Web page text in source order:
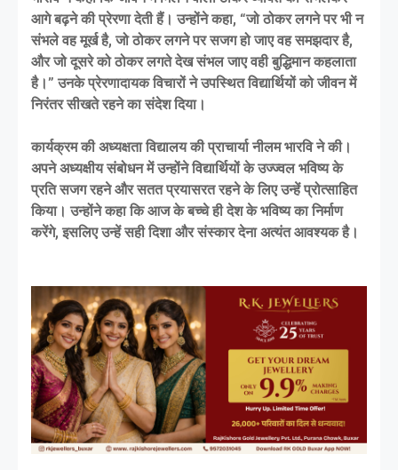
आगे बढ़ने की प्रेरणा देती हैं। उन्होंने कहा, “जो ठोकर लगने पर भी न
संभले वह मूर्ख है, जो ठोकर लगने पर सजग हो जाए वह समझदार है,
और जो दूसरे को ठोकर लगते देख संभल जाए वही बुद्धिमान कहलाता
है।” उनके प्रेरणादायक विचारों ने उपस्थित विद्यार्थियों को जीवन में
निरंतर सीखते रहने का संदेश दिया।
कार्यक्रम की अध्यक्षता विद्यालय की प्राचार्या नीलम भारवि ने की।
अपने अध्यक्षीय संबोधन में उन्होंने विद्यार्थियों के उज्ज्वल भविष्य के
प्रति सजग रहने और सतत प्रयासरत रहने के लिए उन्हें प्रोत्साहित
किया। उन्होंने कहा कि आज के बच्चे ही देश के भविष्य का निर्माण
करेंगे, इसलिए उन्हें सही दिशा और संस्कार देना अत्यंत आवश्यक है।